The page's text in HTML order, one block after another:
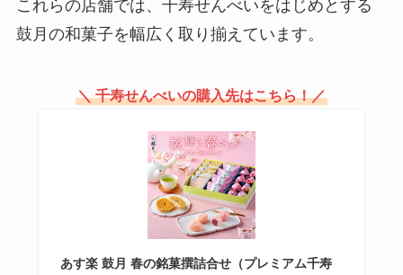
ルクティー販売終了の理由は？
白いブラックサンダーはどこで買
40個入りの価格はいくら？
イトメン チャンポンめんの販売地
域はどこ？関東で売ってる？大阪
や京都ではどこで買える？
これらの店舗では、千寿せんべいをはじめとする
鼓月の和菓子を幅広く取り揃えています。
＼ 千寿せんべいの購入先はこちら！／
あす楽 鼓月 春の銘菓撰詰合せ（プレミアム千寿